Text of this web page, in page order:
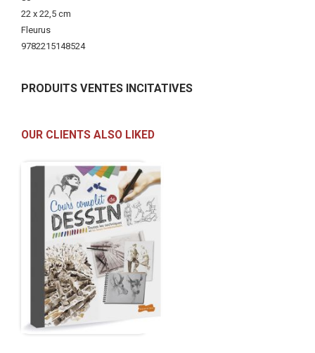
22 x 22,5 cm
Fleurus
9782215148524
PRODUITS VENTES INCITATIVES
OUR CLIENTS ALSO LIKED